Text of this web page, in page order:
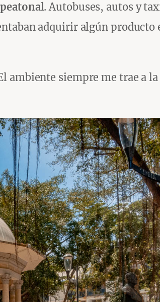
. Autobuses, autos y
adquirir algún producto
ambiente siempre me trae a